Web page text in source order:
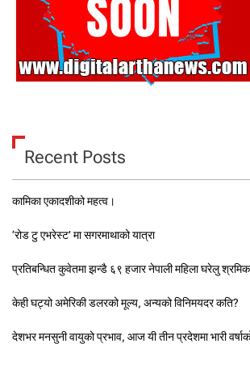
Recent Posts
कामिका एकादशीको महत्व।
‘रोड टु एभरेस्ट’ मा सगरमाथाको यात्रा
प्रतिबन्धित कुवेतमा झन्डै ६९ हजार नेपाली महिला घरेलु श्रमिक
केही घट्यो अमेरिकी डलरको मूल्य, अन्यको विनिमयदर कति?
देशभर मनसुनी वायुको प्रभाव, आज यी तीन प्रदेशमा भारी